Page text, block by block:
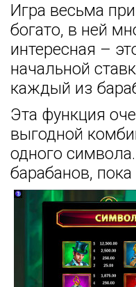
Игра весьма
богато, в ней
интересная –
начальной
каждый из
Эта функция
выгодной
одного
барабанов,